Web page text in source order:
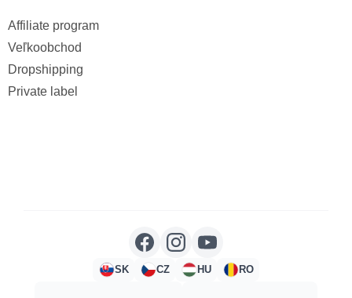
Affiliate program
Veľkoobchod
Dropshipping
Private label
SK CZ HU RO